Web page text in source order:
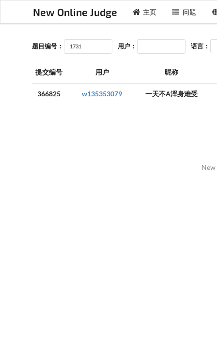
New Online Judge 主页 问题
题目编号： 用户： 语言：
提交编号 用户 昵称
366825 w135353079 一天不A浑身难受